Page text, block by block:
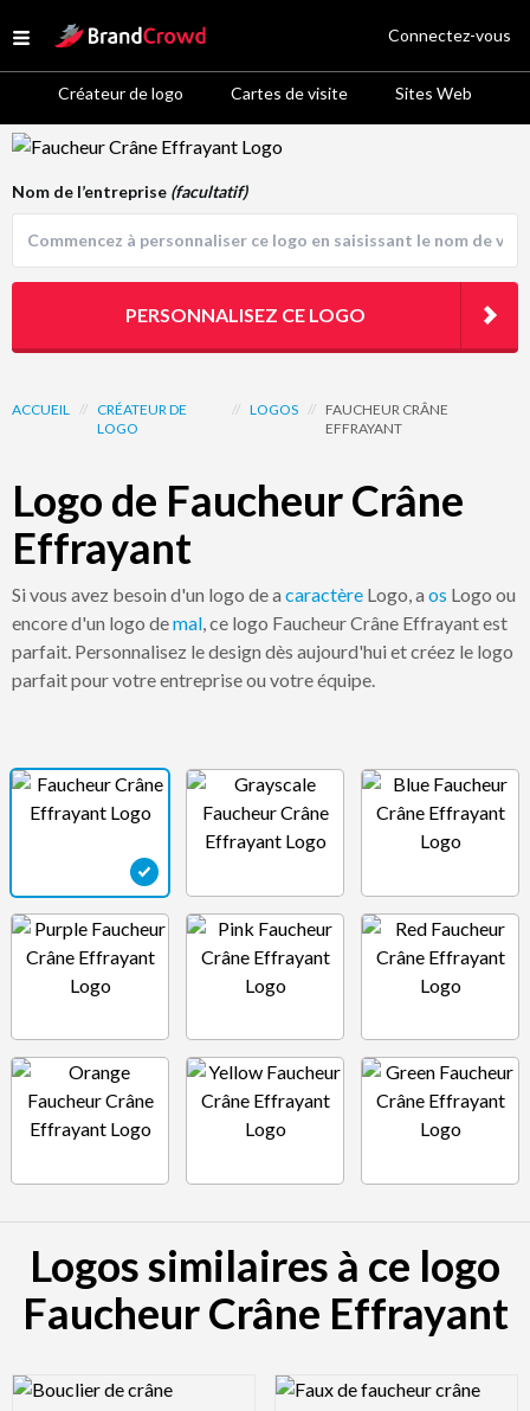
Open menu
Site Logo
Créateur de logo Cartes de visite Sites Web
Connectez-vous
Logo Template Preview
ACCUEIL // CRÉATEUR DE
LOGO
// LOGOS // FAUCHEUR CRÂNE
EFFRAYANT
Logo de Faucheur Crâne
Effrayant
Si vous avez besoin d'un logo de a caractère Logo, a os Logo ou
encore d'un logo demal, ce logo Faucheur Crâne Effrayant est
parfait. Personnalisez le design dès aujourd'hui et créez le logo
parfait pour votre entreprise ou votre équipe.
Nom de l’entreprise (facultatif)
PERSONNALISEZ CE LOGO
Logos similaires à ce logo
Faucheur Crâne Effrayant
Logo Preview Image Logo Preview Image